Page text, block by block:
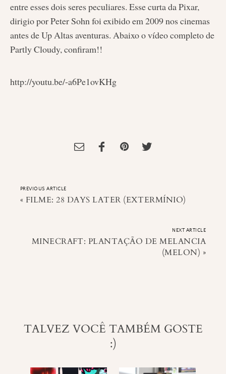
entre esses dois seres peculiares. Esse curta da Pixar,
dirigio por Peter Sohn foi exibido em 2009 nos cinemas
antes de Up Altas aventuras. Abaixo o vídeo completo de
Partly Cloudy, confiram!!
http://youtu.be/-a6Pe1ovKHg
PREVIOUS ARTICLE
« FILME: 28 DAYS LATER (EXTERMÍNIO)
NEXT ARTICLE
MINECRAFT: PLANTAÇÃO DE MELANCIA
(MELON) »
TALVEZ VOCÊ TAMBÉM GOSTE
:)